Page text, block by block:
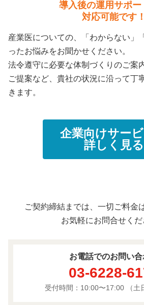
導入後の運用サポー
対応可能です！
産業医についての、「わからない」
ったお悩みをお聞かせください。
法令遵守に必要な体制づくりのご案
ご提案など、貴社の状況に沿って丁
きます。
企業向けサー
詳しく見る
ご契約締結までは、一切ご料金
お気軽にお問合せくだ
お電話でのお問い
03-6228-
受付時間：10:00〜17:00 （土